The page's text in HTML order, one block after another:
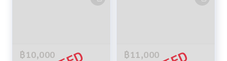
฿10,000 ฿11,000